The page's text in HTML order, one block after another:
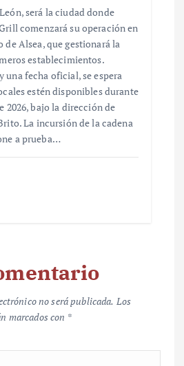
será la ciudad donde
comenzará su operación en
de Alsea, que gestionará la
establecimientos.
una fecha oficial, se espera
estén disponibles durante
2026, bajo la dirección de
La incursión de la cadena
a prueba…
no será publicada. Los
marcados con *